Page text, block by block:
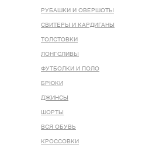
РУБАШКИ И ОВЕРШОТЫ
СВИТЕРЫ И КАРДИГАНЫ
ТОЛСТОВКИ
ЛОНГСЛИВЫ
ФУТБОЛКИ И ПОЛО
БРЮКИ
ДЖИНСЫ
ШОРТЫ
ВСЯ ОБУВЬ
КРОССОВКИ